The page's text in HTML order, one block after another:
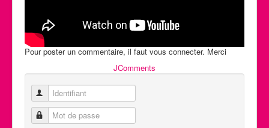
Pour poster un commentaire, il faut vous connecter. Merci
JComments
Identifiant
Mot de passe